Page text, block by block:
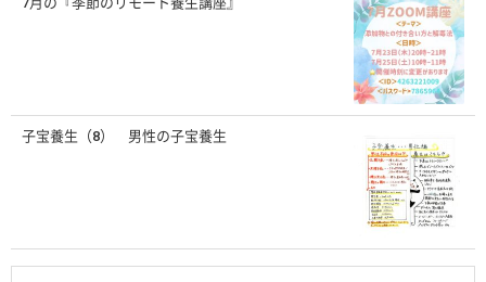
子宝養生（8） 男性の子宝養生